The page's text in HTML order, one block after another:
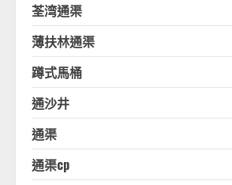
荃湾通渠
薄扶林通渠
蹲式馬桶
通沙井
通渠
通渠cp